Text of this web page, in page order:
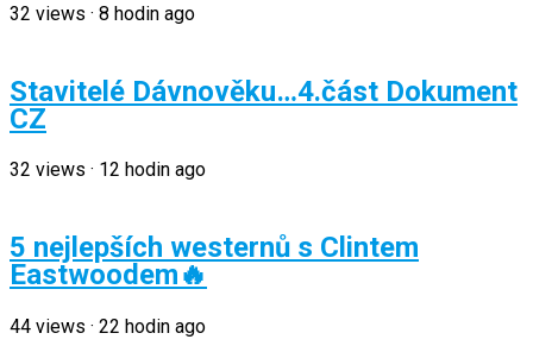
32 views · 8 hodin ago
Stavitelé Dávnověku…4.část Dokument
CZ
32 views · 12 hodin ago
5 nejlepších westernů s Clintem
Eastwoodem🔥
44 views · 22 hodin ago